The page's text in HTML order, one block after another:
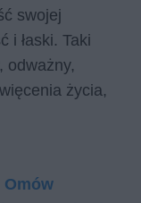
swojej
i łaski. Taki
odważny,
życia,
Omów